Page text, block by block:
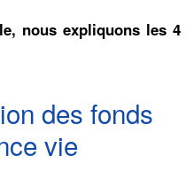
nous expliquons les 4
des fonds
vie